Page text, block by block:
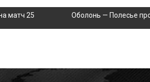
матч 25
Оболонь — Полесье